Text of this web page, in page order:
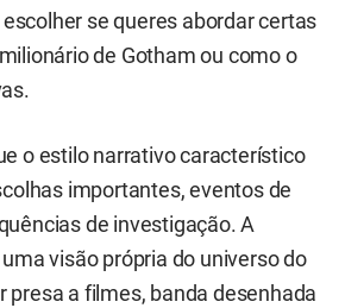
se queres abordar certas
de Gotham ou como o
o estilo narrativo característico
importantes, eventos de
de investigação. A
visão própria do universo do
presa a filmes, banda desenhada